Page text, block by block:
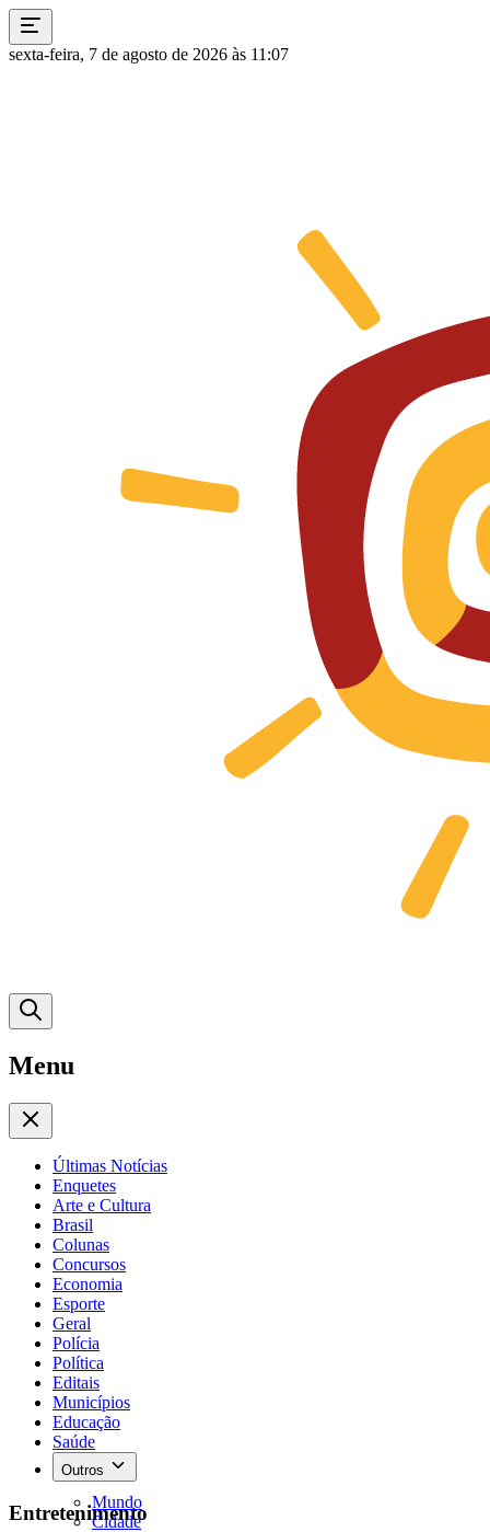
sexta-feira, 7 de agosto de 2026 às 11:07
Menu
Últimas Notícias
Enquetes
Arte e Cultura
Brasil
Colunas
Concursos
Economia
Esporte
Geral
Polícia
Política
Editais
Municípios
Educação
Saúde
Outros
Mundo
Cidade
Entretenimento